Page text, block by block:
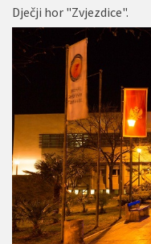
Dječji hor "Zvjezdice".